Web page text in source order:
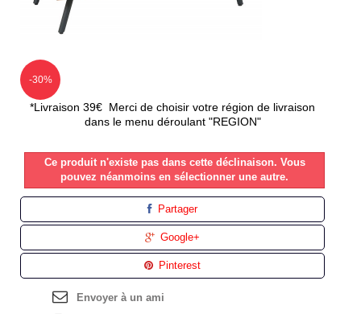
-30%
*Livraison 39€ Merci de choisir votre région de livraison
dans le menu déroulant "REGION"
Ce produit n'existe pas dans cette déclinaison. Vous
pouvez néanmoins en sélectionner une autre.
Partager
Google+
Pinterest
Envoyer à un ami